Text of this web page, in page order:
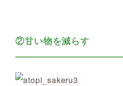
②甘い物を減らす